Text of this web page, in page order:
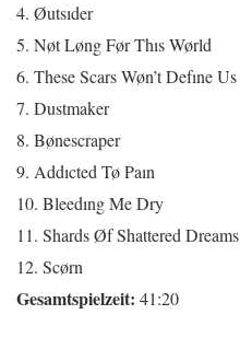
4. Øutsıder
5. Nøt Løng Før Thıs Wørld
6. These Scars Wøn’t Defıne Us
7. Dustmaker
8. Bønescraper
9. Addıcted Tø Paın
10. Bleedıng Me Dry
11. Shards Øf Shattered Dreams
12. Scørn
Gesamtspielzeit: 41:20